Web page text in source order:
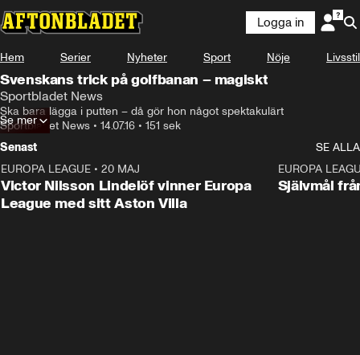
Logga in
Hem Serier Nyheter Sport Nöje Livsstil
Svenskans trick på golfbanan – magiskt
Sportbladet News
Ska bara lägga i putten – då gör hon något spektakulärt
Sportbladet News • 14.07.16 • 151 sek
Se mer
Senast
SE ALLA
EUROPA LEAGUE • 20 MAJ
Victor Nilsson Lindelöf vinner Europa
League med sitt Aston Villa
EUROPA
Självmål